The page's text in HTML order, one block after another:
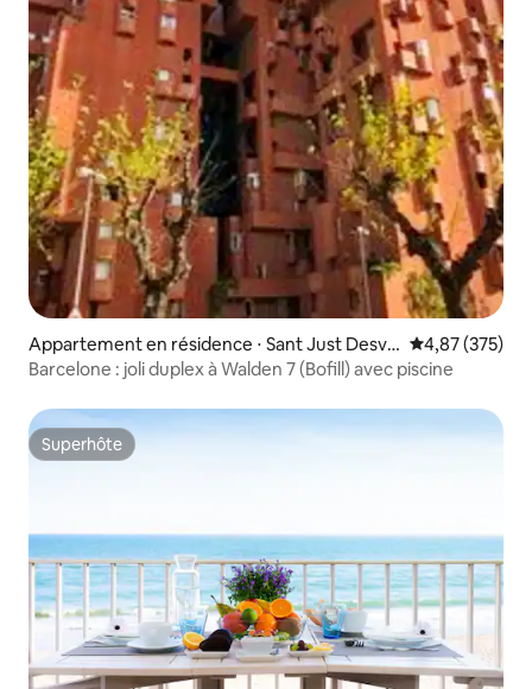
Appartement en résidence ⋅ Sant Just Desve
rn
Évaluation
4,87 (375)
Barcelone : joli duplex à Walden 7 (Bofill) avec piscine
Superhôte
Superhôte